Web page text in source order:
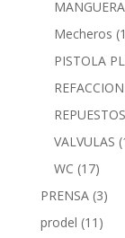
Mecheros
PISTOLA
REPUESTOS
VALVULAS
WC (17)
PRENSA (3)
prodel (11)